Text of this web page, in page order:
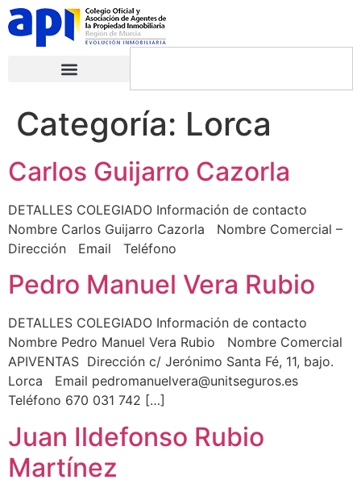
Categoría: Lorca
Carlos Guijarro Cazorla
DETALLES COLEGIADO Información de contacto
Nombre Carlos Guijarro Cazorla Nombre Comercial –
Dirección Email Teléfono
Pedro Manuel Vera Rubio
DETALLES COLEGIADO Información de contacto
Nombre Pedro Manuel Vera Rubio Nombre Comercial
APIVENTAS Dirección c/ Jerónimo Santa Fé, 11, bajo.
Lorca Email pedromanuelvera@unitseguros.es
Teléfono 670 031 742 […]
Juan Ildefonso Rubio
Martínez